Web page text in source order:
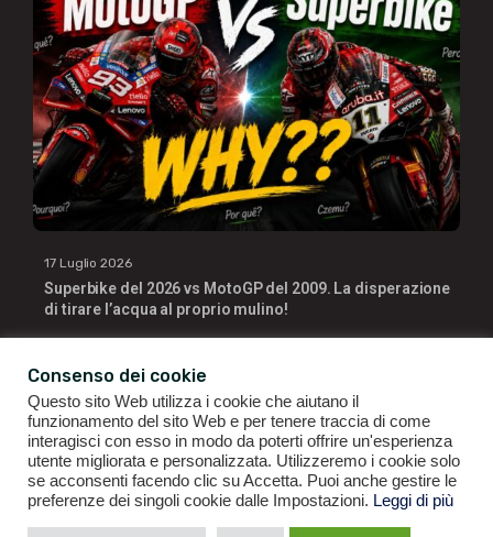
17 Luglio 2026
Superbike del 2026 vs MotoGP del 2009. La disperazione
di tirare l’acqua al proprio mulino!
GIANLUIGI RAGNO | P.IVA 09196141007 | ©2021ALL RIGHTS
RESERVED.
Consenso dei cookie
Questo sito Web utilizza i cookie che aiutano il
funzionamento del sito Web e per tenere traccia di come
interagisci con esso in modo da poterti offrire un'esperienza
utente migliorata e personalizzata. Utilizzeremo i cookie solo
se acconsenti facendo clic su Accetta. Puoi anche gestire le
preferenze dei singoli cookie dalle Impostazioni. Leggi di più